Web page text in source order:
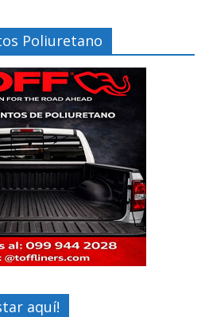
Poliuretano
aquí!